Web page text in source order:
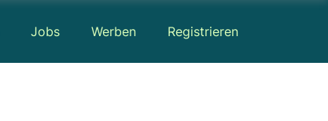
Jobs Werben Registrieren